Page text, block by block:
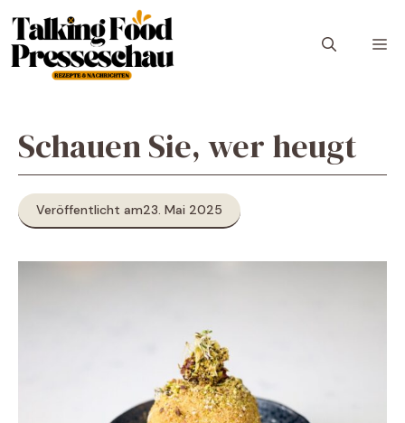
Inhalt
springen
Schauen Sie, wer heugt
Veröffentlicht am23. Mai 2025